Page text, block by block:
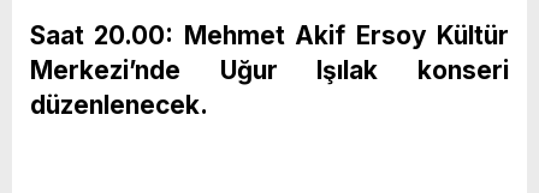
Saat 20.00: Mehmet Akif Ersoy Kültür
Merkezi’nde Uğur Işılak konseri
düzenlenecek.